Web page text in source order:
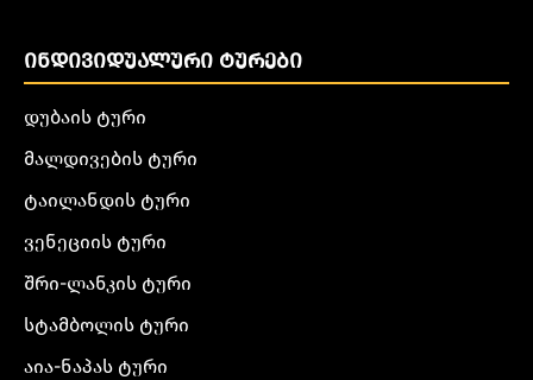
ᲘᲜᲓᲘᲕᲘᲓᲣᲐᲚᲣᲠᲘ ᲢᲣᲠᲔᲑᲘ
დუბაის ტური
მალდივების ტური
ტაილანდის ტური
ვენეციის ტური
შრი-ლანკის ტური
სტამბოლის ტური
აია-ნაპას ტური